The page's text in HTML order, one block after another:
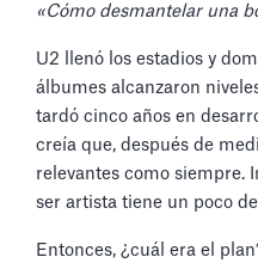
«Cómo desmantelar una
U2 llenó los estadios y
álbumes alcanzaron
tardó cinco años en
creía que, después de
relevantes como siempre.
ser artista tiene un poco
Entonces, ¿cuál era el